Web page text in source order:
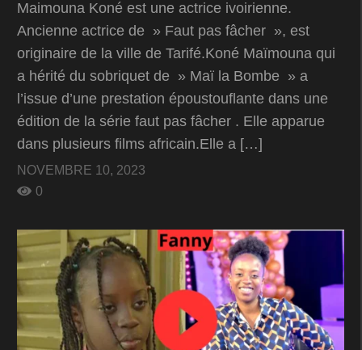
Maimouna Koné est une actrice ivoirienne.
Ancienne actrice de » Faut pas fâcher », est
originaire de la ville de Tarifé.Koné Maïmouna qui
a hérité du sobriquet de » Maï la Bombe » a
l’issue d’une prestation époustouflante dans une
édition de la série faut pas fâcher . Elle apparue
dans plusieurs films africain.Elle a […]
NOVEMBRE 10, 2023
0